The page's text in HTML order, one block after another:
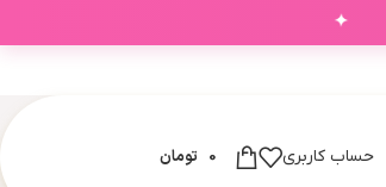
✦
حساب کاربری 0 تومان